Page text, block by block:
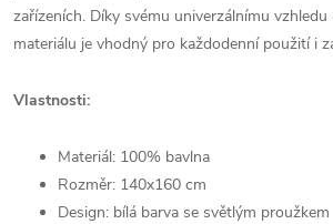
zařízeních. Díky svému univerzálnímu
materiálu je vhodný pro každodenní použití i
Vlastnosti:
Materiál: 100% bavlna
Rozměr: 140x160 cm
Design: bílá barva se světlým proužkem